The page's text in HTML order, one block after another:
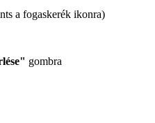
a fogaskerék ikonra)
gombra